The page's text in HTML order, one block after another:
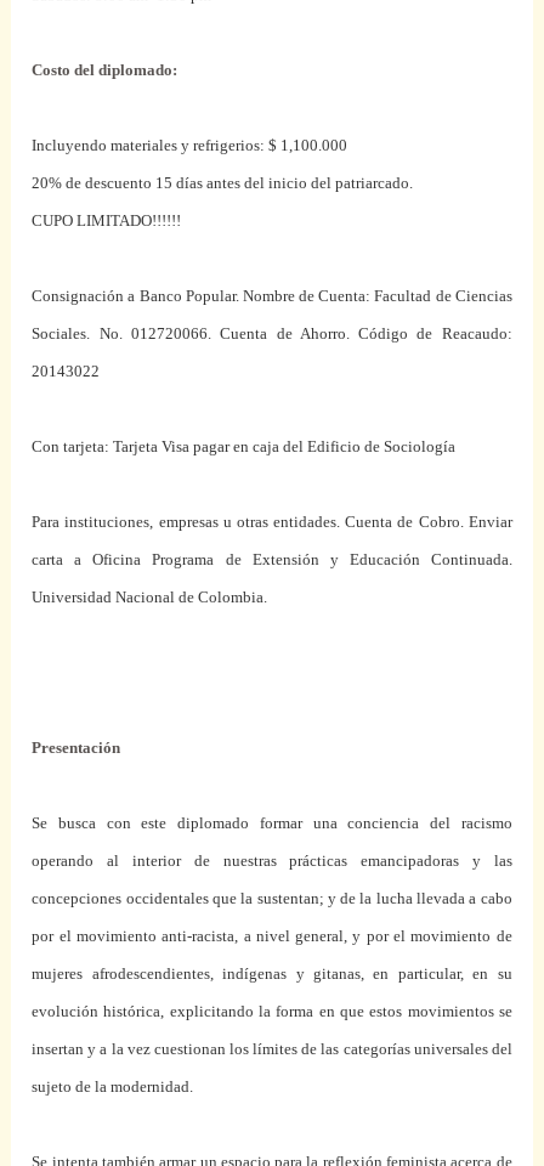
Costo del diplomado:
Incluyendo materiales y refrigerios: $ 1,100.000
20% de descuento 15 días antes del inicio del patriarcado.
CUPO LIMITADO!!!!!!
Consignación a Banco Popular. Nombre de Cuenta: Facultad de Ciencias
Sociales. No. 012720066. Cuenta de Ahorro. Código de Reacaudo:
20143022
Con tarjeta: Tarjeta Visa pagar en caja del Edificio de Sociología
Para instituciones, empresas u otras entidades. Cuenta de Cobro. Enviar
carta a Oficina Programa de Extensión y Educación Continuada.
Universidad Nacional de Colombia.
Presentación
Se busca con este diplomado formar una conciencia del racismo
operando al interior de nuestras prácticas emancipadoras y las
concepciones occidentales que la sustentan; y de la lucha llevada a cabo
por el movimiento anti-racista, a nivel general, y por el movimiento de
mujeres afrodescendientes, indígenas y gitanas, en particular, en su
evolución histórica, explicitando la forma en que estos movimientos se
insertan y a la vez cuestionan los límites de las categorías universales del
sujeto de la modernidad.
Se intenta también armar un espacio para la reflexión feminista acerca de